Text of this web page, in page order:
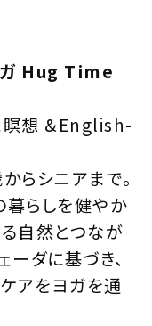
Hug Time
瞑想 &English-
らシニアまで。
暮らしを健やか
自然とつなが
ーダに基づき、
アをヨガを通